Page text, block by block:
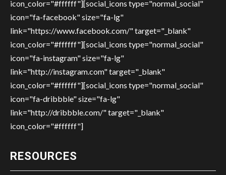
icon_color="#ffffff"][social_icons type="normal_social"
icon="fa-facebook" size="fa-lg"
link="https://www.facebook.com/" target="_blank"
icon_color="#ffffff"][social_icons type="normal_social"
icon="fa-instagram" size="fa-lg"
link="http://instagram.com" target="_blank"
icon_color="#ffffff"][social_icons type="normal_social"
icon="fa-dribbble" size="fa-lg"
link="http://dribbble.com/" target="_blank"
icon_color="#ffffff"]
RESOURCES